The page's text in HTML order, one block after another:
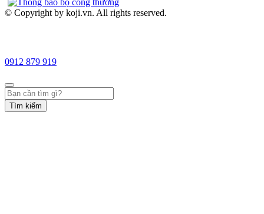
© Copyright by koji.vn. All rights reserved.
0912 879 919
Tìm kiếm